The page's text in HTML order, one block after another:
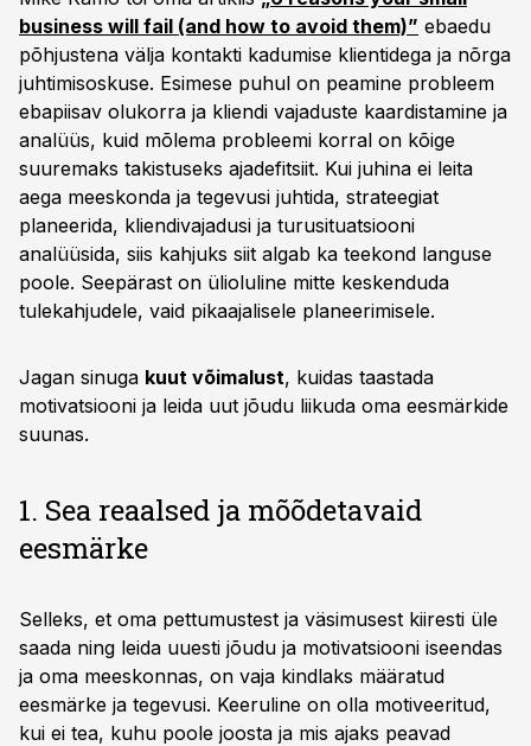
business will fail (and how to avoid them)” ebaedu
põhjustena välja kontakti kadumise klientidega ja nõrga
juhtimisoskuse. Esimese puhul on peamine probleem
ebapiisav olukorra ja kliendi vajaduste kaardistamine ja
analüüs, kuid mõlema probleemi korral on kõige
suuremaks takistuseks ajadefitsiit. Kui juhina ei leita
aega meeskonda ja tegevusi juhtida, strateegiat
planeerida, kliendivajadusi ja turusituatsiooni
analüüsida, siis kahjuks siit algab ka teekond languse
poole. Seepärast on ülioluline mitte keskenduda
tulekahjudele, vaid pikaajalisele planeerimisele.
Jagan sinuga kuut võimalust, kuidas taastada
motivatsiooni ja leida uut jõudu liikuda oma eesmärkide
suunas.
1. Sea reaalsed ja mõõdetavaid
eesmärke
Selleks, et oma pettumustest ja väsimusest kiiresti üle
saada ning leida uuesti jõudu ja motivatsiooni iseendas
ja oma meeskonnas, on vaja kindlaks määratud
eesmärke ja tegevusi. Keeruline on olla motiveeritud,
kui ei tea, kuhu poole joosta ja mis ajaks peavad